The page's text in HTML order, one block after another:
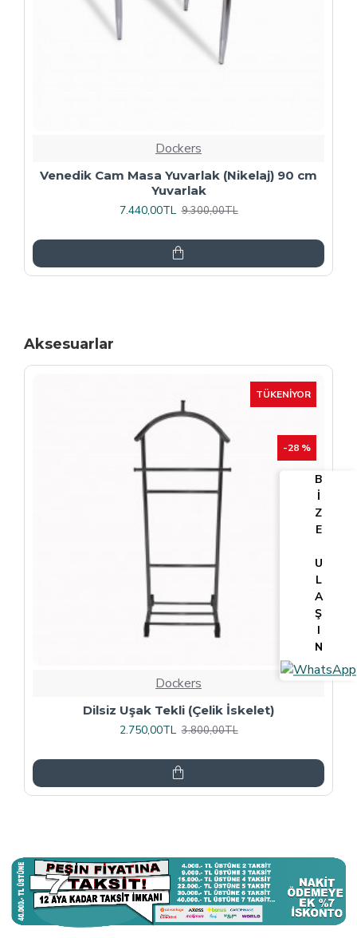
Dockers
Plaza Kare ESB Mutfak Masası (Werzalit,
Allzalit veya Wermodin Tablalı 80X80) -
Afyon Mermer
Aksesuarlar
TÜKENIYOR
-25 %
Dockers
Tv Lcd Standı 5484
3.375,00TL 4.500,00TL
B
İ
Z
E
U
L
A
Ş
I
N